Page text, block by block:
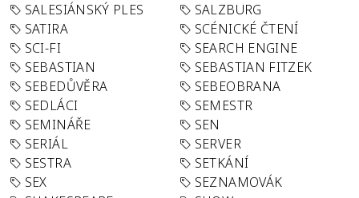
SALESIÁNSKÝ PLES
SALZBURG
SATIRA
SCÉNICKÉ ČTENÍ
SCI-FI
SEARCH ENGINE
SEBASTIAN
SEBASTIAN FITZEK
SEBEDŮVĚRA
SEBEOBRANA
SEDLÁCI
SEMESTR
SEMINÁŘE
SEN
SERIÁL
SERVER
SESTRA
SETKÁNÍ
SEX
SEZNAMOVÁK